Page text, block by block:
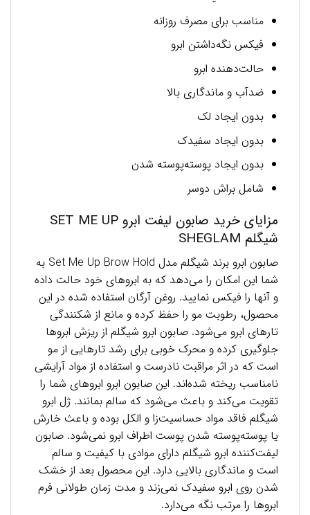
مناسب برای مصرف روزانه
فیکس نگه‌داشتن ابرو
حالت‌دهنده ابرو
ضدآب و ماندگاری بالا
بدون ایجاد لک
بدون ایجاد سفیدک
بدون ایجاد پوسته‌پوسته شدن
شامل براش دوسر
مزایای خرید صابون لیفت ابرو SET ME UP
شیگلم SHEGLAM
صابون ابرو برند شیگلم مدل Set Me Up Brow Hold به
شما این امکان را می‌دهد که به ابروهای خود حالت داده
و آنها را فیکس نمایید. روغن آرگان استفاده شده در این
محصول، رطوبت مو را حفظ کرده و مانع از شکنندگی
تارهای ابرو می‌شود. صابون ابرو شیگلم از ریزش ابروها
جلوگیری کرده و محرک خوبی برای رشد تارهایی از مو
است که در اثر مراقبت نادرست و استفاده از مواد آرایشی
نامناسب ریخته شده‌اند. این صابون ابرو ابروهای شما را
تقویت می‌کند و باعث می‌شود که سالم بمانند. ژل ابرو
شیگلم فاقد مواد حساسیت‌زا و الکل بوده و باعث خارش
یا پوسته‌پوسته شدن پوست اطراف ابرو نمی‌شود. صابون
لیفت‌کننده ابرو شیگلم دارای موادی با کیفیت و سالم
است و ماندگاری بالایی دارد. این محصول بعد از خشک
شدن روی ابرو سفیدک نمی‌زند و مدت زمان طولانی فرم
ابروها را مرتب نگه می‌دارد.